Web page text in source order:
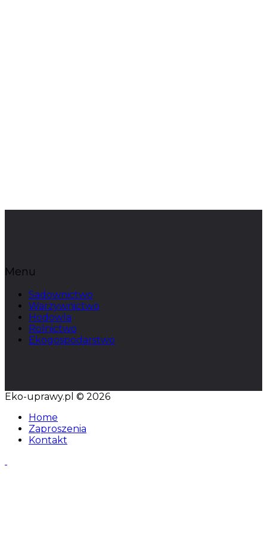
Menu
Sadownictwo
Warzywnictwo
Hodowla
Rolnictwo
Ekogospodarstwo
Eko-uprawy.pl © 2026
Home
Zaproszenia
Kontakt